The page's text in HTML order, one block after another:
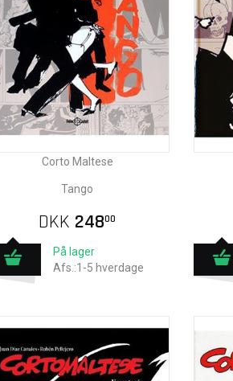
Corto Maltese
Tango
DKK 24800
På lager
Afs.:1-5 hverdage